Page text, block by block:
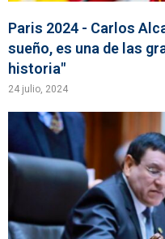
Paris 2024 - Carlos
sueño, es una de las
historia"
24 julio, 2024